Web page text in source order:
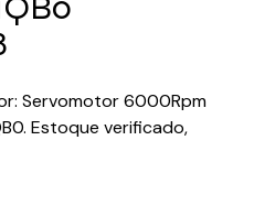
Servomotor 6000Rpm
Estoque verificado,